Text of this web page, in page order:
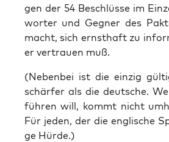
gen der 54 Beschlüs­se im
wor­ter und Geg­ner des
macht, sich ernst­haft zu
er ver­trau­en muß.
(Neben­bei ist die ein­zig
schär­fer als die deut­sche.
füh­ren will, kommt nicht
Für jeden, der die eng­li­sche
ge Hürde.)